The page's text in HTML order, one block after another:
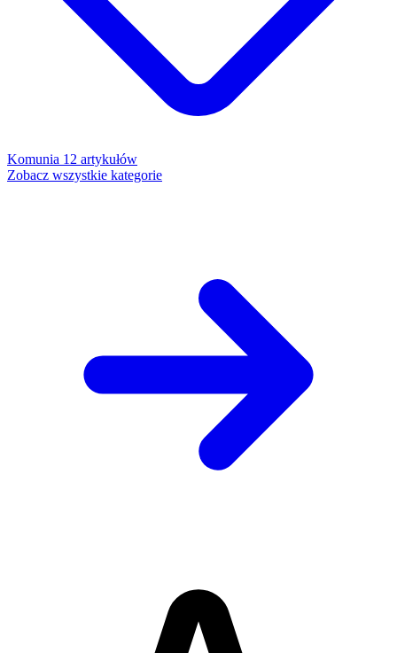
Komunia 12 artykułów
Zobacz wszystkie kategorie